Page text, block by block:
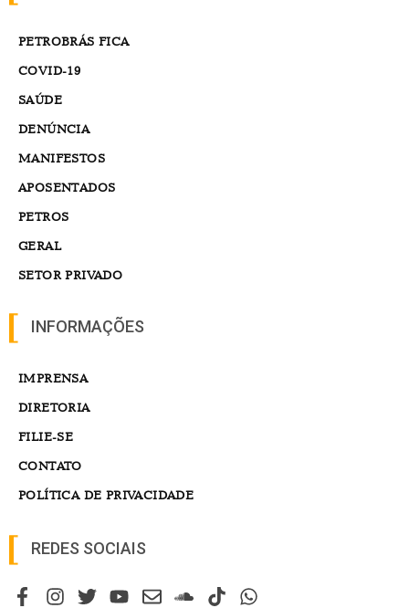
PETROBRÁS FICA
COVID-19
SAÚDE
DENÚNCIA
MANIFESTOS
APOSENTADOS
PETROS
GERAL
SETOR PRIVADO
INFORMAÇÕES
IMPRENSA
DIRETORIA
FILIE-SE
CONTATO
POLÍTICA DE PRIVACIDADE
REDES SOCIAIS